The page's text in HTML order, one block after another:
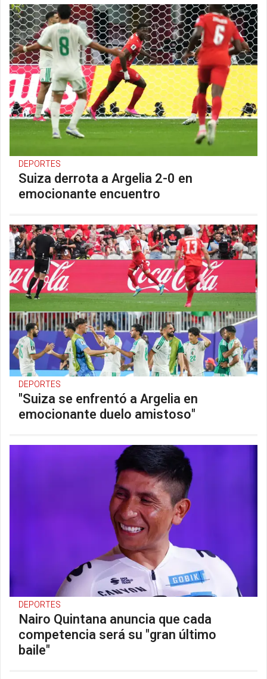
DEPORTES
Suiza derrota a Argelia 2-0 en
emocionante encuentro
DEPORTES
"Suiza se enfrentó a Argelia en
emocionante duelo amistoso"
DEPORTES
Nairo Quintana anuncia que cada
competencia será su "gran último
baile"